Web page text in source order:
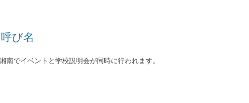
び名
南でイベントと学校説明会が同時に行われます。